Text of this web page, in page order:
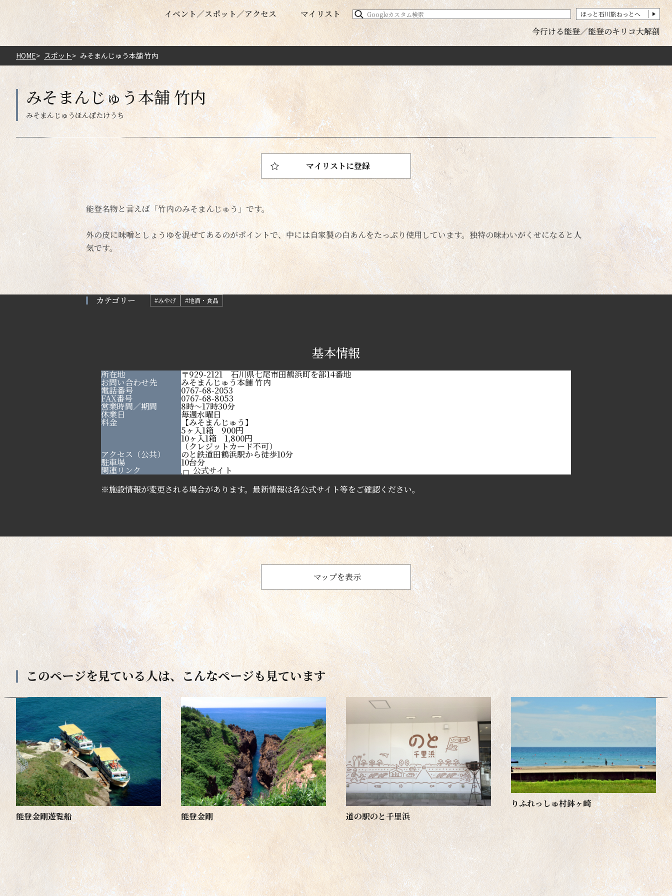
イベント スポット
アクセス
今行ける能登
能登のキリコ大解剖
ほっと石川旅ねっとへ
マイリスト
HOME スポット みそまんじゅう本舗 竹内
みそまんじゅう本舗 竹内
能登名物と言えば「竹内のみそまんじゅう」です。
外の皮に味噌としょうゆを混ぜてあるのがポイントで、中には自家製の白あんをたっぷり使用しています。独特の味わいがくせになると人
気です。
マイリストに登録
カテゴリー #みやげ #地酒・食品
基本情報
所在地 〒929-2121 石川県七尾市田鶴浜町を部14番地
お問い合わせ先 みそまんじゅう本舗 竹内
電話番号 0767-68-2053
FAX番号 0767-68-8053
営業時間／期間 8時～17時30分
休業日 毎週水曜日
料金 【みそまんじゅう】
5ヶ入1箱 900円
10ヶ入1箱 1,800円
（クレジットカード不可）
アクセス（公共） のと鉄道田鶴浜駅から徒歩10分
駐車場 10台分
関連リンク
公式サイト
※施設情報が変更される場合があります。最新情報は各公式サイト等をご確認ください。
マップを表示
このページを見ている人は、こんなページも見ています
能登金剛遊覧船 能登金剛 道の駅のと千里浜
りふれっしゅ村鉢ヶ崎